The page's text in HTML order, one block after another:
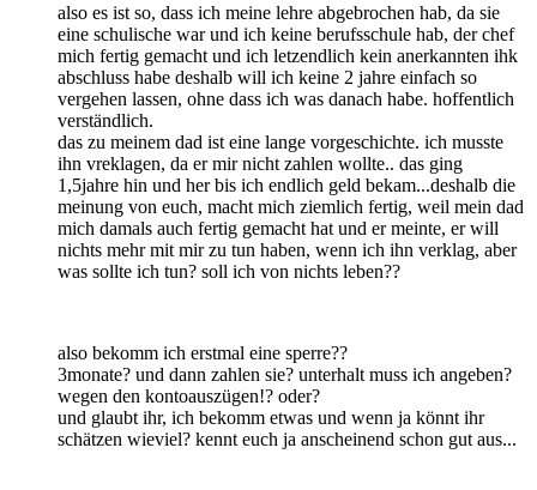
also es ist so, dass ich meine lehre abgebrochen hab, da sie
eine schulische war und ich keine berufsschule hab, der chef
mich fertig gemacht und ich letzendlich kein anerkannten ihk
abschluss habe deshalb will ich keine 2 jahre einfach so
vergehen lassen, ohne dass ich was danach habe. hoffentlich
verständlich.
das zu meinem dad ist eine lange vorgeschichte. ich musste
ihn vreklagen, da er mir nicht zahlen wollte.. das ging
1,5jahre hin und her bis ich endlich geld bekam...deshalb die
meinung von euch, macht mich ziemlich fertig, weil mein dad
mich damals auch fertig gemacht hat und er meinte, er will
nichts mehr mit mir zu tun haben, wenn ich ihn verklag, aber
was sollte ich tun? soll ich von nichts leben??
also bekomm ich erstmal eine sperre??
3monate? und dann zahlen sie? unterhalt muss ich angeben?
wegen den kontoauszügen!? oder?
und glaubt ihr, ich bekomm etwas und wenn ja könnt ihr
schätzen wieviel? kennt euch ja anscheinend schon gut aus...